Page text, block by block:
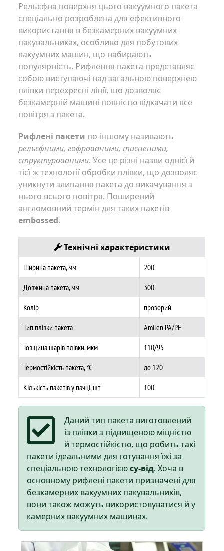
Рельєфна поверхня цього вакуумного пакета
спеціально розроблена для ефективного
використання в безкамерних вакуумних
пакувальниках, особливо для побутових
вакуумних машин, що набирають
популярність. Рифлення пакета представляє
собою виступаючі над загальною поверхнею
плівки перехресні лінії, що дозволяє
безкамерній машині повністю відкачати все
повітря з пакета.
Рифлені пакети по-іншому називають
рельєфними, гофрованими, тисненими,
структурованими. Усе це різні назви однієї й
тієї ж технології обробки плівки, що дозволяє
уникнути злипання пакета до викачування з
нього всього повітря. Поширений
англомовний термін для таких пакетів
embossed.
Технічні характеристики
Ширина пакета, мм
200
Довжина пакета, мм
300
Колір
прозорий
Тип плівки пакета
Amilen PA/PE
Товщина шарів плівки, мкм
110/95
Термостійкість пакета, °C
до 120
Кількість пакетів у пачці, шт
100
Даний тип пакета виготовлений
із плівки з підвищеною міцністю
й термостійкістю, що робить такі
пакети ідеальними для готування їжі за
спеціальною технологієюсу-від. Хоча в
основному рифлені пакети призначені для
безкамерних вакуумних пакувальників,
вони також можуть використовуватися й у
камерних вакуумних машинах.